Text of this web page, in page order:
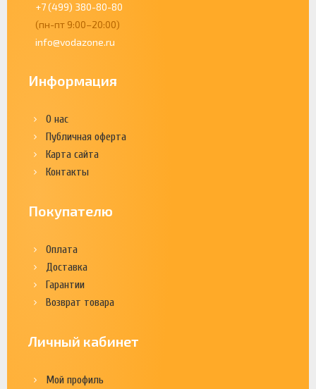
+7 (499) 380-80-80
(пн-пт 9:00–20:00)
info@vodazone.ru
Информация
О нас
Публичная оферта
Карта сайта
Контакты
Покупателю
Оплата
Доставка
Гарантии
Возврат товара
Личный кабинет
Мой профиль